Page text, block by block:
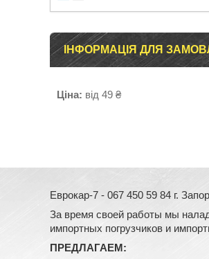
ІНФОРМАЦІЯ ДЛЯ
Ціна: від 49 ₴
Еврокар-7 - 067 450 59 84 г.
За время своей работы мы
импортных погрузчиков и
ПРЕДЛАГАЕМ: